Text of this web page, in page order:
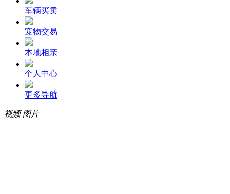
车辆买卖
宠物交易
本地相亲
个人中心
更多导航
视频 图片